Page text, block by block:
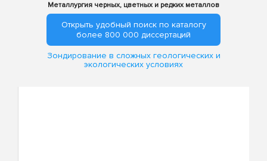
Металлургия черных, цветных и редких металлов
Открыть удобный поиск по каталогу
более 800 000 диссертаций
Зондирование в сложных геологических и
экологических условиях